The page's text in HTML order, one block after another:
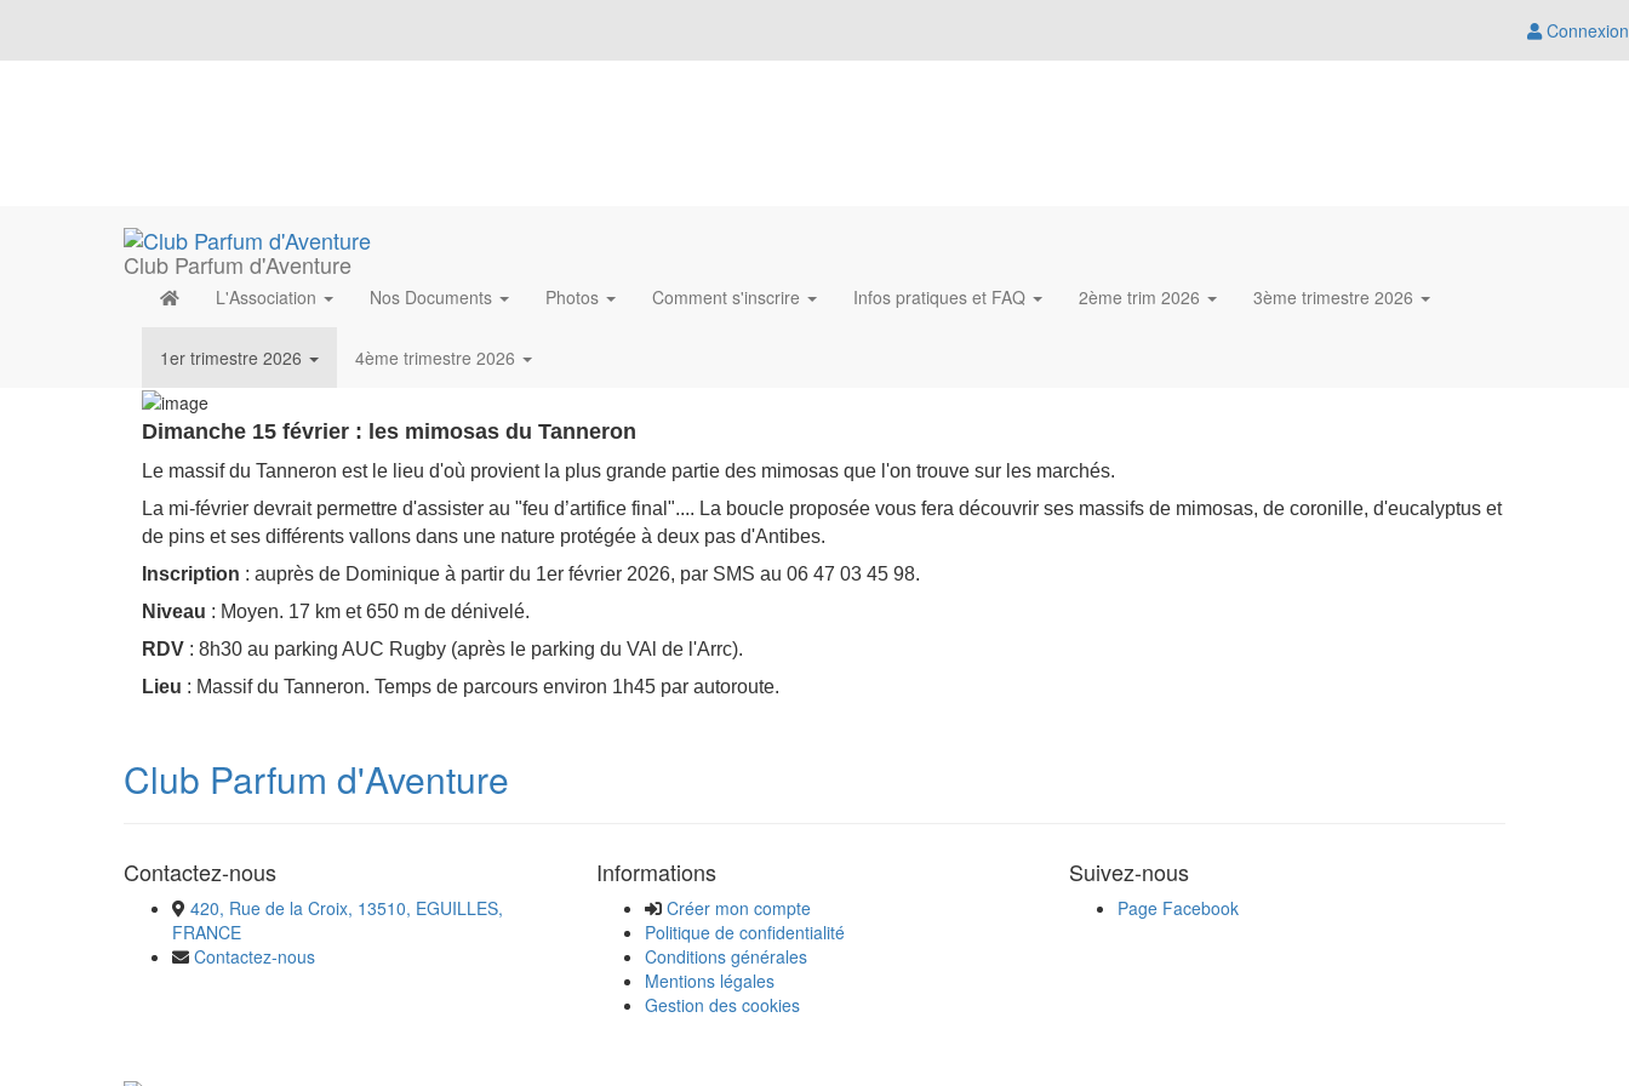
Connexion
Club Parfum d'Aventure
L'Association Nos Documents Photos Comment s'inscrire Infos pratiques et FAQ 2ème trim 2026 3ème trimestre 2026
1er trimestre 2026 4ème trimestre 2026
Dimanche 15 février : les mimosas du Tanneron
Le massif du Tanneron est le lieu d'où provient la plus grande partie des mimosas que l'on trouve sur les marchés.
La mi-février devrait permettre d'assister au "feu d’artifice final".... La boucle proposée vous fera découvrir ses massifs de mimosas, de coronille, d'eucalyptus et
de pins et ses différents vallons dans une nature protégée à deux pas d'Antibes.
Inscription : auprès de Dominique à partir du 1er février 2026, par SMS au 06 47 03 45 98.
Niveau : Moyen. 17 km et 650 m de dénivelé.
RDV : 8h30 au parking AUC Rugby (après le parking du VAl de l'Arrc).
Lieu : Massif du Tanneron. Temps de parcours environ 1h45 par autoroute.
Club Parfum d'Aventure
Contactez-nous
420, Rue de la Croix, 13510, EGUILLES,
FRANCE
Contactez-nous
Informations
Créer mon compte
Politique de confidentialité
Conditions générales
Mentions légales
Gestion des cookies
Suivez-nous
Page Facebook